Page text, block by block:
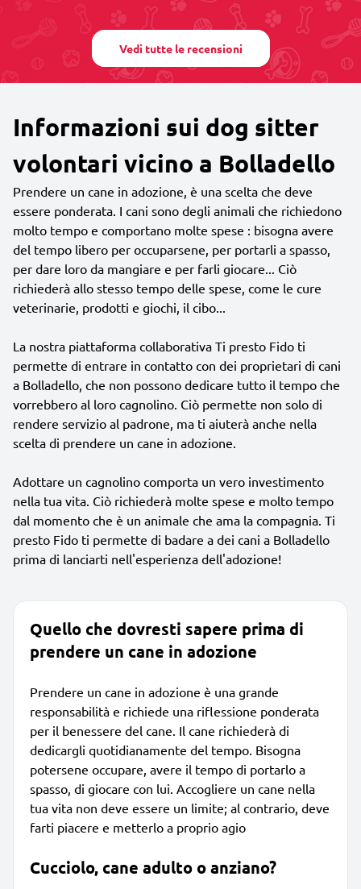
Vedi tutte le recensioni
Informazioni sui dog sitter
volontari vicino a Bolladello
Prendere un cane in adozione, è una scelta che deve
essere ponderata. I cani sono degli animali che richiedono
molto tempo e comportano molte spese : bisogna avere
del tempo libero per occuparsene, per portarli a spasso,
per dare loro da mangiare e per farli giocare... Ciò
richiederà allo stesso tempo delle spese, come le cure
veterinarie, prodotti e giochi, il cibo...
La nostra piattaforma collaborativa Ti presto Fido ti
permette di entrare in contatto con dei proprietari di cani
a Bolladello, che non possono dedicare tutto il tempo che
vorrebbero al loro cagnolino. Ciò permette non solo di
rendere servizio al padrone, ma ti aiuterà anche nella
scelta di prendere un cane in adozione.
Adottare un cagnolino comporta un vero investimento
nella tua vita. Ciò richiederà molte spese e molto tempo
dal momento che è un animale che ama la compagnia. Ti
presto Fido ti permette di badare a dei cani a Bolladello
prima di lanciarti nell'esperienza dell'adozione!
Quello che dovresti sapere prima di
prendere un cane in adozione
Prendere un cane in adozione è una grande
responsabilità e richiede una riflessione ponderata
per il benessere del cane. Il cane richiederà di
dedicargli quotidianamente del tempo. Bisogna
potersene occupare, avere il tempo di portarlo a
spasso, di giocare con lui. Accogliere un cane nella
tua vita non deve essere un limite; al contrario, deve
farti piacere e metterlo a proprio agio
Cucciolo, cane adulto o anziano?